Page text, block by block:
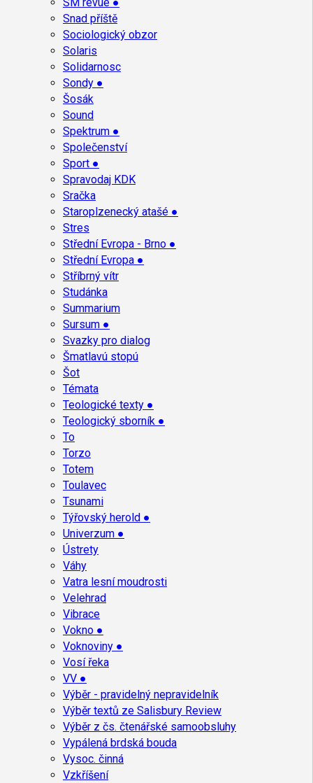
Snad příště
Sociologický obzor
Solaris
Solidarnosc
Sondy ●
Šosák
Sound
Spektrum ●
Společenství
Sport ●
Spravodaj KDK
Sračka
Staroplzenecký atašé ●
Stres
Střední Evropa - Brno ●
Střední Evropa ●
Stříbrný vítr
Studánka
Summarium
Sursum ●
Svazky pro dialog
Šmatlavú stopú
Šot
Témata
Teologické texty ●
Teologický sborník ●
To
Torzo
Totem
Toulavec
Tsunami
Týřovský herold ●
Univerzum ●
Ústrety
Váhy
Vatra lesní moudrosti
Velehrad
Vibrace
Vokno ●
Voknoviny ●
Vosí řeka
VV ●
Výběr - pravidelný nepravidelník
Výběr textů ze Salisbury Review
Výběr z čs. čtenářské samoobsluhy
Vypálená brdská bouda
Vysoc. činná
Vzkříšení